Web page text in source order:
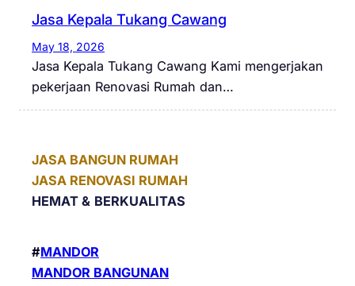
Jasa Kepala Tukang Cawang
May 18, 2026
Jasa Kepala Tukang Cawang Kami mengerjakan
pekerjaan Renovasi Rumah dan…
JASA BANGUN RUMAH
JASA RENOVASI RUMAH
HEMAT & BERKUALITAS
#MANDOR
MANDOR BANGUNAN